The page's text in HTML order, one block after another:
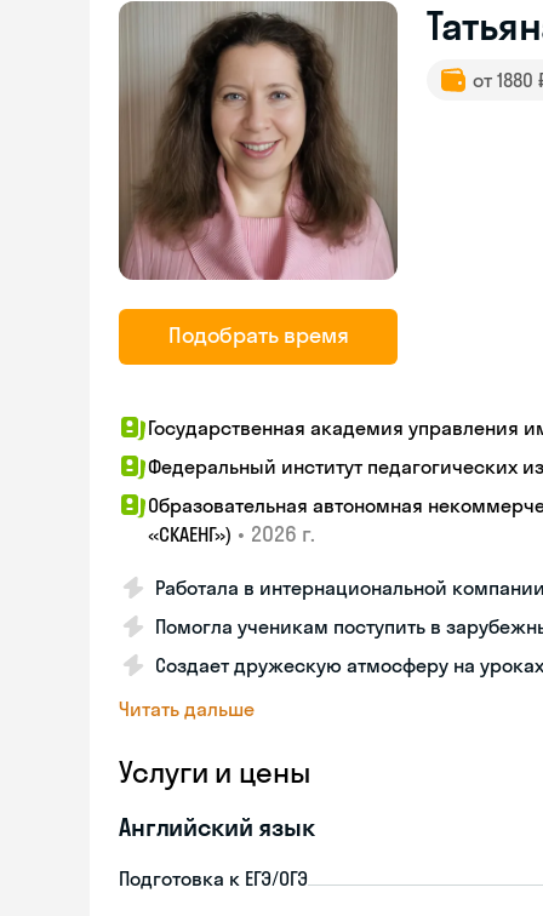
Подобрать время
от
Государственная академия управления
Федеральный институт педагогических
Образовательная автономная
«СКАЕНГ») • 2026 г.
Работала в интернациональной
Помогла ученикам поступить в
Создает дружескую атмосферу на
Читать дальше
Услуги и цены
Английский язык
Подготовка к ЕГЭ/ОГЭ